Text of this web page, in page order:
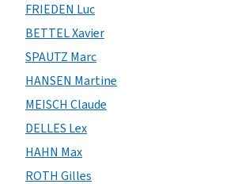
FRIEDEN Luc
BETTEL Xavier
SPAUTZ Marc
HANSEN Martine
MEISCH Claude
DELLES Lex
HAHN Max
ROTH Gilles